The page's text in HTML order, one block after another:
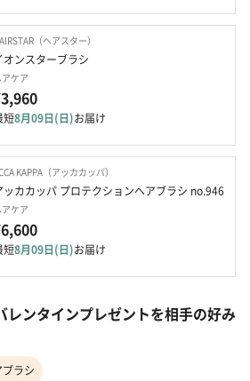
（ヘアスター）
オンスターブラシ
アケア
短8月09日(日)お届け
KAPPA（アッカカッパ）
ッカカッパ プロテクションヘアブラシ no.946
アケア
短8月09日(日)お届け
レンタインプレゼントを相手の好み
ブラシ